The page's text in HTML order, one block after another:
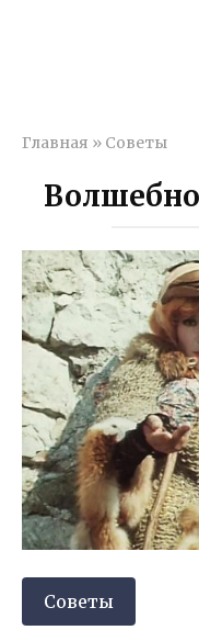
Главная » Советы
Советы